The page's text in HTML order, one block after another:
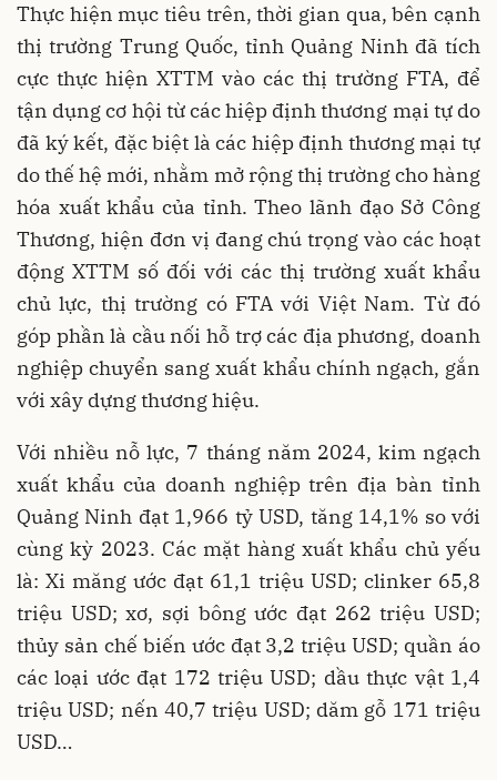
Thực hiện mục tiêu trên, thời gian qua, bên cạnh
thị trường Trung Quốc, tỉnh Quảng Ninh đã tích
cực thực hiện XTTM vào các thị trường FTA, để
tận dụng cơ hội từ các hiệp định thương mại tự do
đã ký kết, đặc biệt là các hiệp định thương mại tự
do thế hệ mới, nhằm mở rộng thị trường cho hàng
hóa xuất khẩu của tỉnh. Theo lãnh đạo Sở Công
Thương, hiện đơn vị đang chú trọng vào các hoạt
động XTTM số đối với các thị trường xuất khẩu
chủ lực, thị trường có FTA với Việt Nam. Từ đó
góp phần là cầu nối hỗ trợ các địa phương, doanh
nghiệp chuyển sang xuất khẩu chính ngạch, gắn
với xây dựng thương hiệu.
Với nhiều nỗ lực, 7 tháng năm 2024, kim ngạch
xuất khẩu của doanh nghiệp trên địa bàn tỉnh
Quảng Ninh đạt 1,966 tỷ USD, tăng 14,1% so với
cùng kỳ 2023. Các mặt hàng xuất khẩu chủ yếu
là: Xi măng ước đạt 61,1 triệu USD; clinker 65,8
triệu USD; xơ, sợi bông ước đạt 262 triệu USD;
thủy sản chế biến ước đạt 3,2 triệu USD; quần áo
các loại ước đạt 172 triệu USD; dầu thực vật 1,4
triệu USD; nến 40,7 triệu USD; dăm gỗ 171 triệu
USD…